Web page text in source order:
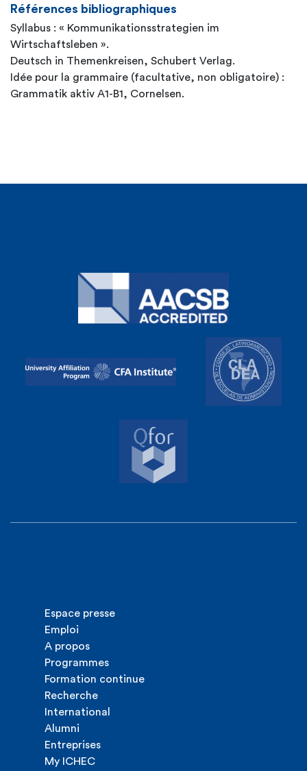
Références bibliographiques
Syllabus : « Kommunikationsstrategien im
Wirtschaftsleben ».
Deutsch in Themenkreisen, Schubert Verlag.
Idée pour la grammaire (facultative, non obligatoire) :
Grammatik aktiv A1-B1, Cornelsen.
Espace presse
Emploi
A propos
Programmes
Formation continue
Recherche
International
Alumni
Entreprises
My ICHEC